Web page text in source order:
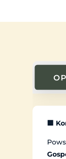
🟪